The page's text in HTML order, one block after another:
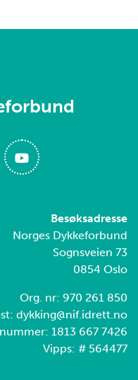
Besøksadresse
Norges Dykkeforbund
Sognsveien 73
0854 Oslo
Org. nr: 970 261 850
dykking@nif.idrett.no
1813 667 7426
Vipps: # 564477